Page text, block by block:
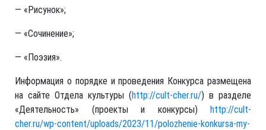
— «Рисунок»;
— «Сочинение»;
— «Поэзия».
Информация о порядке и проведения Конкурса размещена
на сайте Отдела культуры (http://cult-cher.ru/) в разделе
«Деятельность» (проекты и конкурсы) http://cult-
cher.ru/wp-content/uploads/2023/11/polozhenie-konkursa-my-